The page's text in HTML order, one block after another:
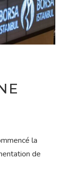
la
de